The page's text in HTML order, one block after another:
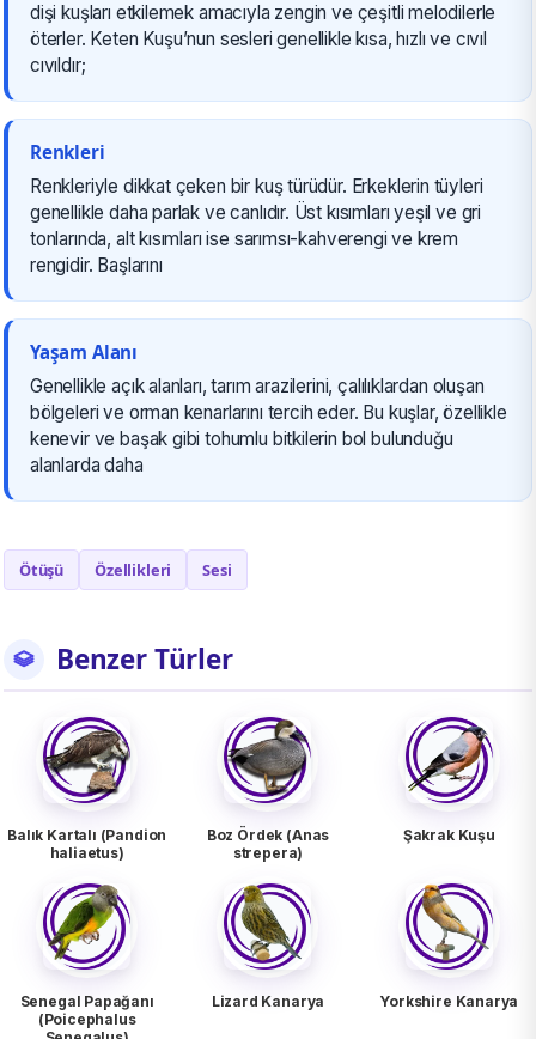
dişi kuşları etkilemek amacıyla zengin ve çeşitli melodilerle
öterler. Keten Kuşu’nun sesleri genellikle kısa, hızlı ve cıvıl
cıvıldır;
Renkleri
Renkleriyle dikkat çeken bir kuş türüdür. Erkeklerin tüyleri
genellikle daha parlak ve canlıdır. Üst kısımları yeşil ve gri
tonlarında, alt kısımları ise sarımsı-kahverengi ve krem
rengidir. Başlarını
Yaşam Alanı
Genellikle açık alanları, tarım arazilerini, çalılıklardan oluşan
bölgeleri ve orman kenarlarını tercih eder. Bu kuşlar, özellikle
kenevir ve başak gibi tohumlu bitkilerin bol bulunduğu
alanlarda daha
Ötüşü Özellikleri Sesi
Benzer Türler
Balık Kartalı (Pandion
haliaetus)
Boz Ördek (Anas
strepera)
Şakrak Kuşu
Senegal Papağanı
(Poicephalus
Lizard Kanarya Yorkshire Kanarya